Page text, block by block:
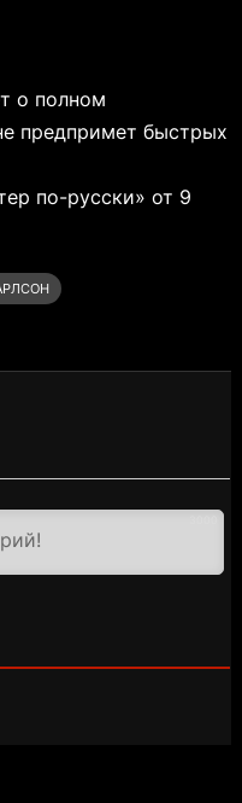
о полном
предпримет быстрых
по-русски» от 9